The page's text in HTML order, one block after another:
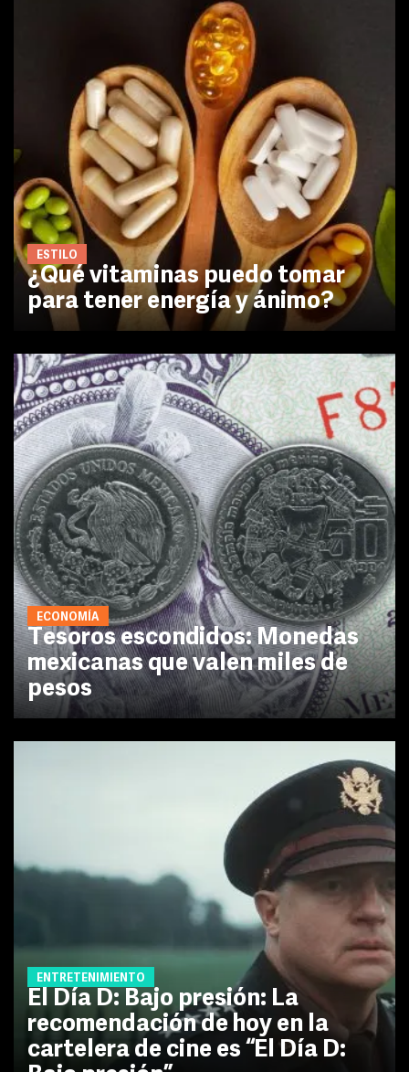
ESTILO
¿Qué vitaminas puedo tomar
para tener energía y ánimo?
ECONOMÍA
Tesoros escondidos: Monedas
mexicanas que valen miles de
pesos
ENTRETENIMIENTO
El Día D: Bajo presión: La
recomendación de hoy en la
cartelera de cine es “El Día D: